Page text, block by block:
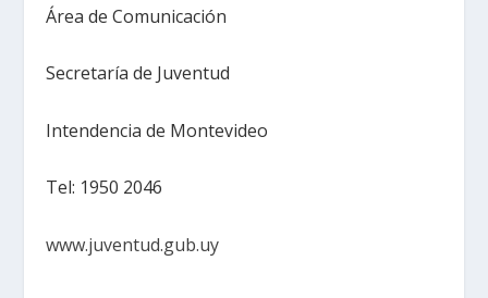
Área de Comunicación
Secretaría de Juventud
Intendencia de Montevideo
Tel: 1950 2046
www.juventud.gub.uy